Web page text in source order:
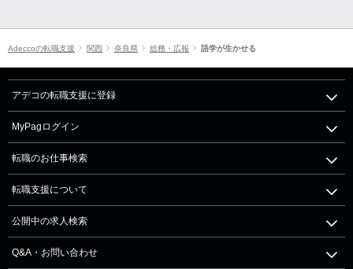
Adeccoの転職支援 関西 奈良県 総務・広報 語学が生かせる
アデコの転職支援に登録
MyPagログイン
転職のお仕事検索
転職支援について
公開中の求人検索
Q&A・お問い合わせ